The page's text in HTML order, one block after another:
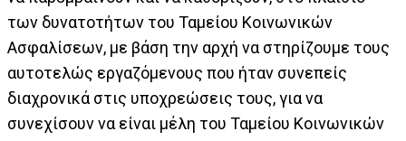
των δυνατοτήτων του Ταμείου Κοινωνικών
Ασφαλίσεων, με βάση την αρχή να στηρίζουμε τους
αυτοτελώς εργαζόμενους που ήταν συνεπείς
διαχρονικά στις υποχρεώσεις τους, για να
συνεχίσουν να είναι μέλη του Ταμείου Κοινωνικών